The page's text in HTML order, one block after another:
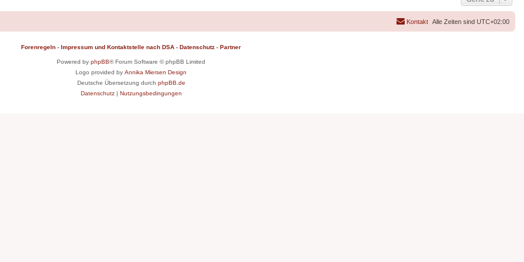
Alle Zeiten sind UTC+02:00
Kontakt
Forenregeln - Impressum und Kontaktstelle nach DSA - Datenschutz - Partner
Powered by phpBB® Forum Software © phpBB Limited
Logo provided by Annika Miersen Design
Deutsche Übersetzung durch phpBB.de
Datenschutz| Nutzungsbedingungen